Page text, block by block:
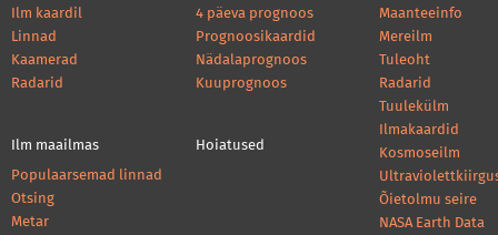
Ilm kaardil
Linnad
Kaamerad
Radarid
Ilm maailmas
Populaarsemad linnad
Otsing
Metar
4 päeva prognoos
Prognoosikaardid
Nädalaprognoos
Kuuprognoos
Hoiatused
Maanteeinfo
Mereilm
Tuleoht
Radarid
Tuulekülm
Ilmakaardid
Kosmoseilm
Õietolmu seire
NASA Earth Data